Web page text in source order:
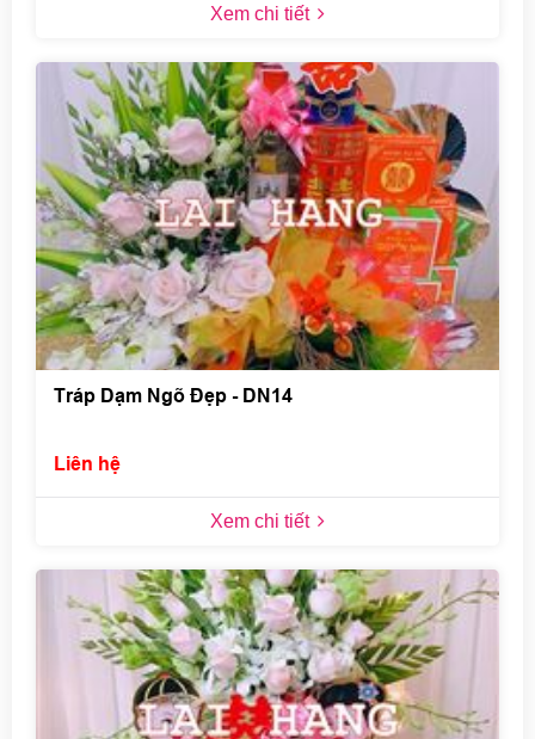
Xem chi tiết
Tráp Dạm Ngõ Đẹp - DN14
Liên hệ
Xem chi tiết